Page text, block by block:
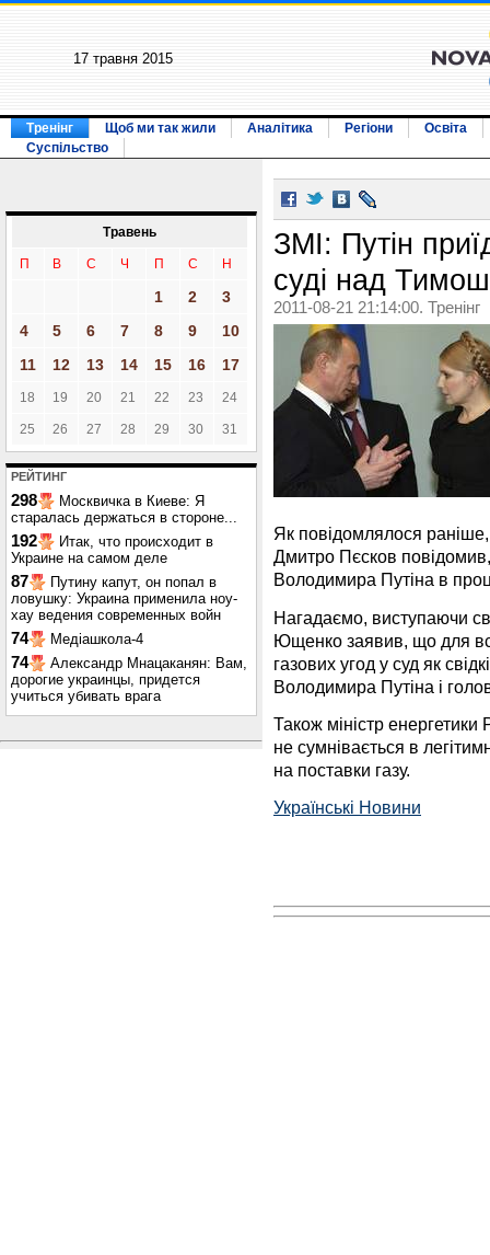
17 травня 2015
Тренінг Щоб ми так жили Аналітика Регіони
Освіта
Суспільство
Травень
П В С Ч П С Н
1 2
3
4
5 6 7 8 9
10
11
12 13 14 15 16 17
18 19 20 21 22 23 24
25 26 27 28 29 30 31
РЕЙТИНГ
298
Москвичка в Киеве: Я
старалась держаться в стороне...
192
Итак, что происходит в
Украине на самом деле
87
Путину капут, он попал в
ловушку: Украина применила ноу-
хау ведения современных войн
74 Медіашкола-4
74
Александр Мнацаканян: Вам,
дорогие украинцы, придется
учиться убивать врага
ЗМІ: Путін
суді над
2011-08-21 21:14:00. Тренінг
Як повідомлялося раніше,
Дмитро Пєсков
Володимира Путіна в
Нагадаємо, виступаючи
Ющенко заявив, що для
газових угод у суд як
Володимира Путіна і
Також міністр
не сумнівається в
на поставки газу.
Українські Новини